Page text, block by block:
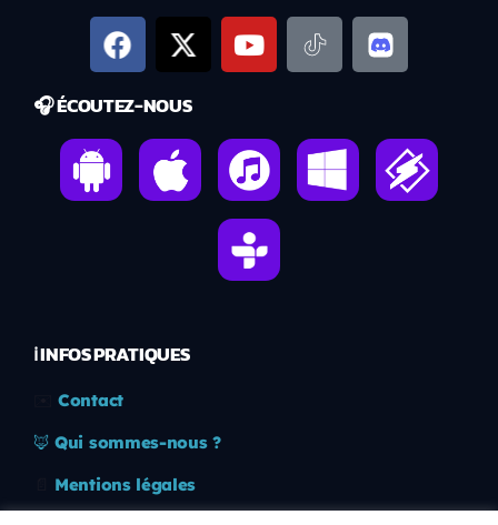
🎧 ÉCOUTEZ-NOUS
ℹ️ INFOS PRATIQUES
Contact
🦊 Qui sommes-nous ?
Mentions légales